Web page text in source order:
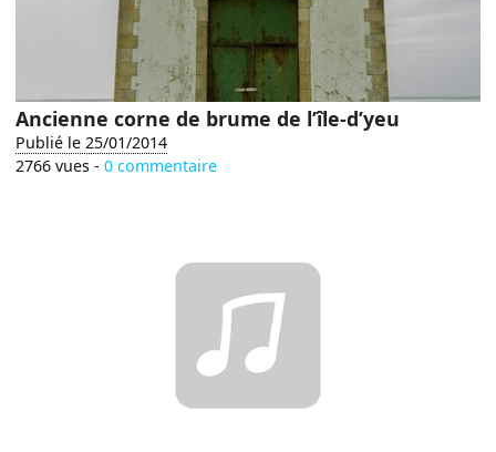
Ancienne corne de brume de l’île-d’yeu
Publié le 25/01/2014
2766 vues -0 commentaire